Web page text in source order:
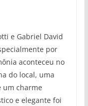
e Gabriel David
por
aconteceu no
do local, uma
um charme
e elegante foi